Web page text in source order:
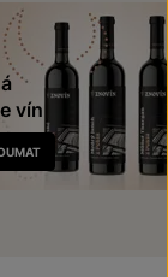
vín